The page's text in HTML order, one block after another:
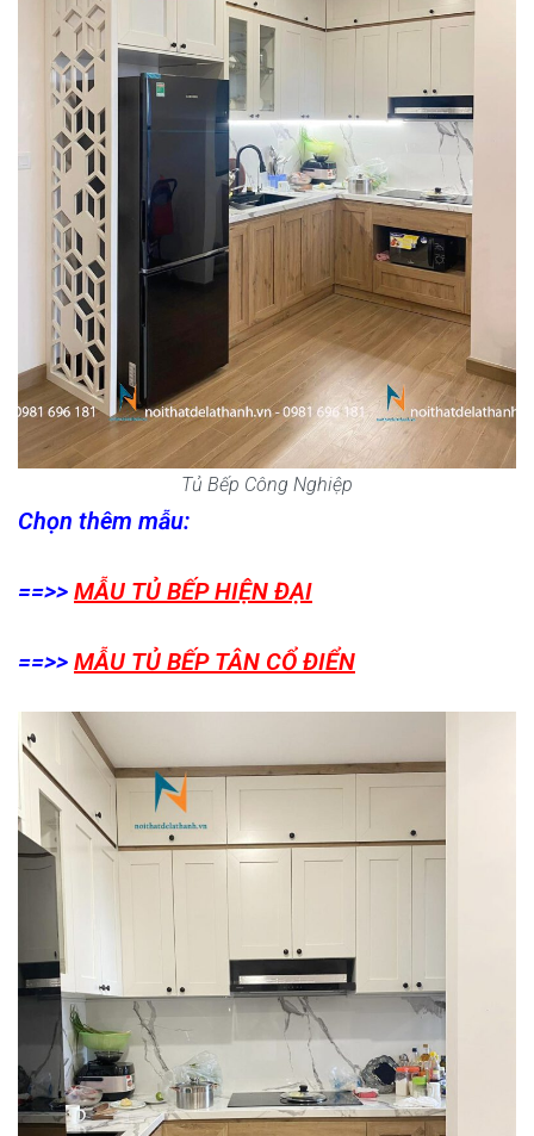
Tủ Bếp Công Nghiệp
Chọn thêm mẫu:
==>> MẪU TỦ BẾP HIỆN ĐẠI
==>> MẪU TỦ BẾP TÂN CỔ ĐIỂN